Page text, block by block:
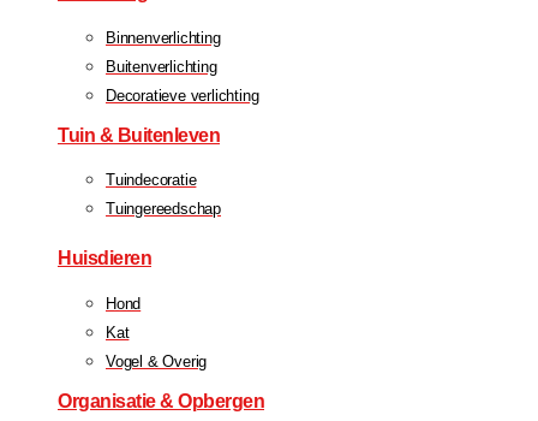
Binnenverlichting
Buitenverlichting
Decoratieve verlichting
Tuin & Buitenleven
Tuindecoratie
Tuingereedschap
Huisdieren
Hond
Kat
Vogel & Overig
Organisatie & Opbergen